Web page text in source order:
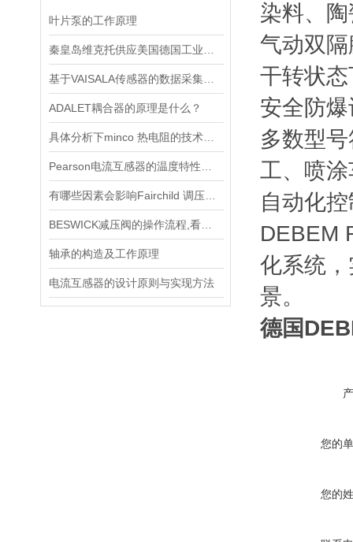
叶片泵的工作原理
ADALET耦合器的原理是什么？
轴承的构造及工作原理
电流互感器的设计原则与实现方法
染料、
气动双
干转状
安全防
多数型
工、喷
自动化
DEBEM
化系统
景。
德国
您的
您的